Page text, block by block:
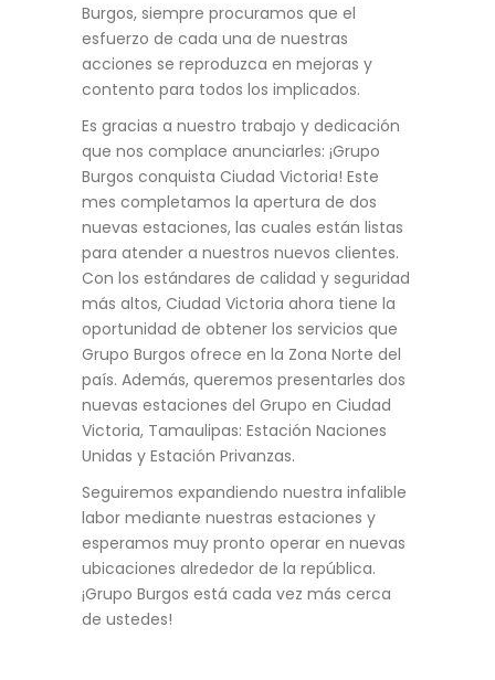
Burgos, siempre procuramos que el
esfuerzo de cada una de nuestras
acciones se reproduzca en mejoras y
contento para todos los implicados.
Es gracias a nuestro trabajo y dedicación
que nos complace anunciarles: ¡Grupo
Burgos conquista Ciudad Victoria! Este
mes completamos la apertura de dos
nuevas estaciones, las cuales están listas
para atender a nuestros nuevos clientes.
Con los estándares de calidad y seguridad
más altos, Ciudad Victoria ahora tiene la
oportunidad de obtener los servicios que
Grupo Burgos ofrece en la Zona Norte del
país. Además, queremos presentarles dos
nuevas estaciones del Grupo en Ciudad
Victoria, Tamaulipas: Estación Naciones
Unidas y Estación Privanzas.
Seguiremos expandiendo nuestra infalible
labor mediante nuestras estaciones y
esperamos muy pronto operar en nuevas
ubicaciones alrededor de la república.
¡Grupo Burgos está cada vez más cerca
de ustedes!